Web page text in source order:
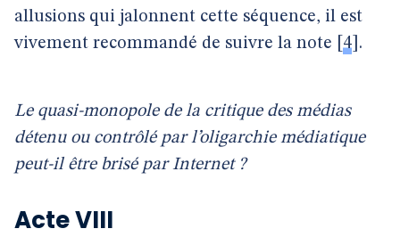
allusions qui jalonnent cette séquence, il est
vivement recommandé de suivre la note
4 .
Le quasi-monopole de la critique des médias
détenu ou contrôlé par l’oligarchie médiatique
peut-il être brisé par Internet ?
Acte VIII